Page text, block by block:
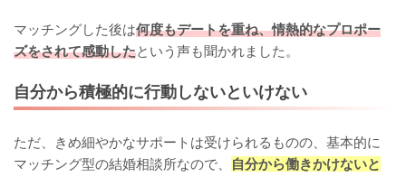
マッチングした後は何度もデートを重ね、情熱的なプロポー
ズをされて感動したという声も聞かれました。
自分から積極的に行動しないといけない
ただ、きめ細やかなサポートは受けられるものの、基本的に
マッチング型の結婚相談所なので、
自分から働きかけないと